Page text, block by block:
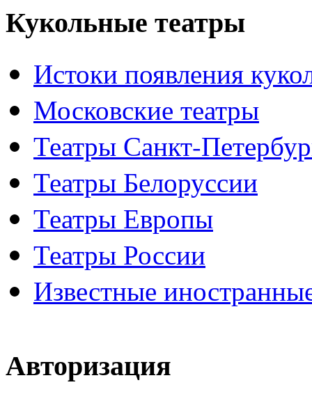
Кукольные театры
Истоки появления
Московские театры
Театры Санкт-
Театры Белоруссии
Театры Европы
Театры России
Известные
Авторизация